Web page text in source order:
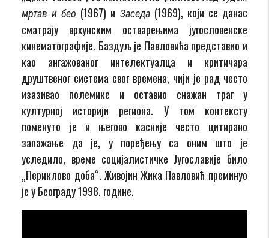
мртав и бео (1967) и Заседа(1969), који се данас
сматрају врхунским остварењима југословенске
кинематографије. Баздуљ је Павловића представио и
као ангажованог интелектуалца и критичара
друштвеног система свог времена, чији је рад често
изазивао полемике и оставио снажан траг у
културној историји региона. У том контексту
поменуто је и његово касније често цитирано
запажање да је, у поређењу са оним што је
уследило, време социјалистичке Југославије било
„Периклово доба“. Живојин Жика Павловић преминуо
је у Београду 1998. године.